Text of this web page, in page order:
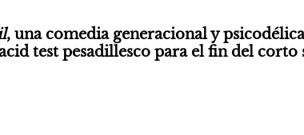
, una comedia generacional y
test pesadillesco para el fin del corto